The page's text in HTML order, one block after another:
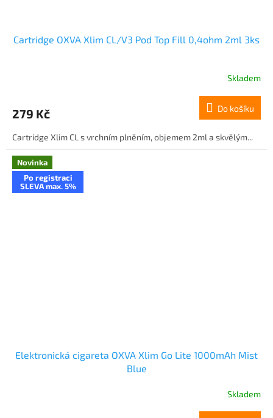
Cartridge OXVA Xlim CL/V3 Pod Top Fill 0,4ohm 2ml 3ks
Skladem
279 Kč Do košíku
Cartridge Xlim CL s vrchním plněním, objemem 2ml a skvělým...
Novinka
Po registraci
SLEVA max. 5%
Elektronická cigareta OXVA Xlim Go Lite 1000mAh Mist
Blue
Skladem